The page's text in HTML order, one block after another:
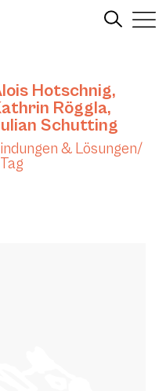
Hotschnig,
Röggla,
Schutting
& Lösungen/
Tag